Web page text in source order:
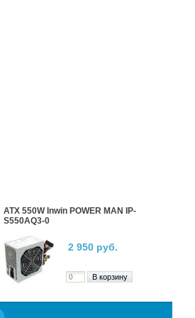
ATX 550W Inwin POWER MAN IP-
S550AQ3-0
2 950 руб.